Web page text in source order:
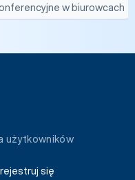
w biurowcach
użytkowników
się